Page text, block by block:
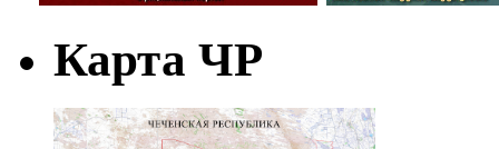
Карта ЧР